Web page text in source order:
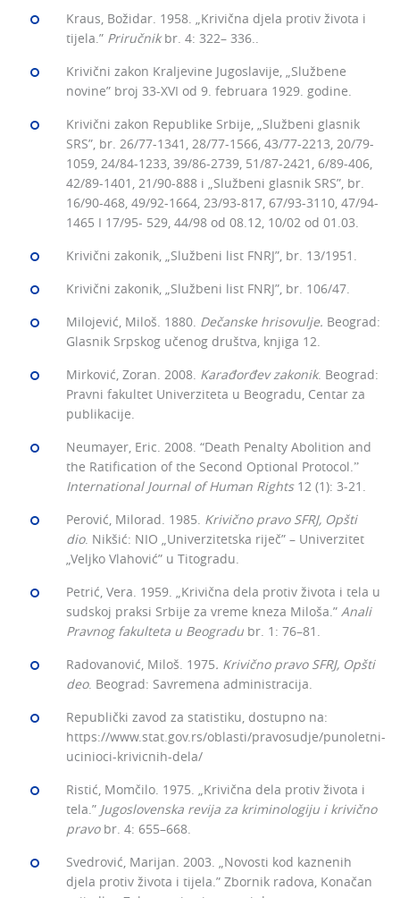
Kraus, Božidar. 1958. „Krivična djela protiv života i
tijela.” Priručnikbr. 4: 322– 336..
Krivični zakon Kraljevine Jugoslavije, „Službene
novine” broj 33-XVI od 9. februara 1929. godine.
Krivični zakon Republike Srbije, „Službeni glasnik
SRS”, br. 26/77-1341, 28/77-1566, 43/77-2213, 20/79-
1059, 24/84-1233, 39/86-2739, 51/87-2421, 6/89-406,
42/89-1401, 21/90-888 i „Službeni glasnik SRS”, br.
16/90-468, 49/92-1664, 23/93-817, 67/93-3110, 47/94-
1465 I 17/95- 529, 44/98 od 08.12, 10/02 od 01.03.
Krivični zakonik, „Službeni list FNRJ”, br. 13/1951.
Krivični zakonik, „Službeni list FNRJ”, br. 106/47.
Milojević, Miloš. 1880. Dečanske hrisovulje. Beograd:
Glasnik Srpskog učenog društva, knjiga 12.
Mirković, Zoran. 2008. Karađorđev zakonik. Beograd:
Pravni fakultet Univerziteta u Beogradu, Centar za
publikacije.
Neumayer, Eric. 2008. “Death Penalty Abolition and
the Ratification of the Second Optional Protocol.ˮ
International Journal of Human Rights 12 (1): 3‒21.
Perović, Milorad. 1985. Krivično pravo SFRJ, Opšti
dio. Nikšić: NIO „Univerzitetska riječ” – Univerzitet
„Veljko Vlahović” u Titogradu.
Petrić, Vera. 1959. „Krivična dela protiv života i tela u
sudskoj praksi Srbije za vreme kneza Miloša.” Anali
Pravnog fakulteta u Beogradu br. 1: 76–81.
Radovanović, Miloš. 1975. Krivično pravo SFRJ, Opšti
deo. Beograd: Savremena administracija.
Republički zavod za statistiku, dostupno na:
https://www.stat.gov.rs/oblasti/pravosudje/punoletni-
ucinioci-krivicnih-dela/
Ristić, Momčilo. 1975. „Krivična dela protiv života i
tela.” Jugoslovenska revija za kriminologiju i krivično
pravobr. 4: 655–668.
Svedrović, Marijan. 2003. „Novosti kod kaznenih
djela protiv života i tijela.” Zbornik radova, Konačan